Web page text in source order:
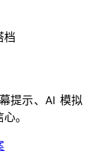
提示、AI 模拟
。
sell